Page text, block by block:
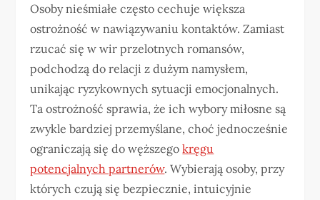
Osoby nieśmiałe często cechuje większa
ostrożność w nawiązywaniu kontaktów. Zamiast
rzucać się w wir przelotnych romansów,
podchodzą do relacji z dużym namysłem,
unikając ryzykownych sytuacji emocjonalnych.
Ta ostrożność sprawia, że ich wybory miłosne są
zwykle bardziej przemyślane, choć jednocześnie
ograniczają się do węższegokręgu
potencjalnych partnerów. Wybierają osoby, przy
których czują się bezpiecznie, intuicyjnie